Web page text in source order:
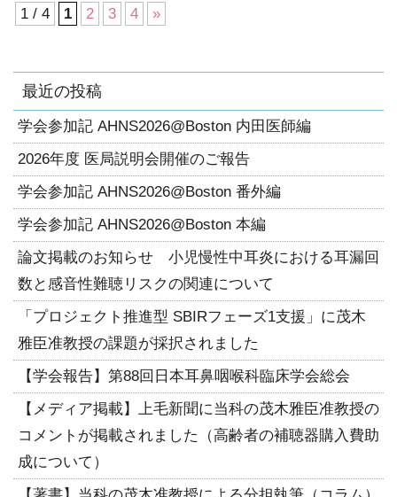
1 / 4 1 2 3 4 »
最近の投稿
学会参加記 AHNS2026@Boston 内田医師編
2026年度 医局説明会開催のご報告
学会参加記 AHNS2026@Boston 番外編
学会参加記 AHNS2026@Boston 本編
論文掲載のお知らせ 小児慢性中耳炎における耳漏回
数と感音性難聴リスクの関連について
「プロジェクト推進型 SBIRフェーズ1支援」に茂木
雅臣准教授の課題が採択されました
【学会報告】第88回日本耳鼻咽喉科臨床学会総会
【メディア掲載】上毛新聞に当科の茂木雅臣准教授の
コメントが掲載されました（高齢者の補聴器購入費助
成について）